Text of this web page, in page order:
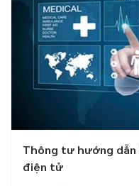
Thông tư hướng
điện tử